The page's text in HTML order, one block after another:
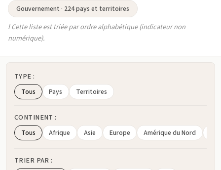
Gouvernement · 224 pays et territoires
ℹ️ Cette liste est triée par ordre alphabétique (indicateur non
numérique).
TYPE :
Tous Pays Territoires
CONTINENT :
Tous Afrique Asie Europe Amérique du Nord
TRIER PAR :